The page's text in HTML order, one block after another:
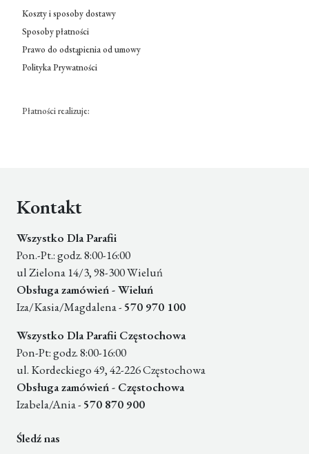
Koszty i sposoby dostawy
Sposoby płatności
Prawo do odstąpienia od umowy
Polityka Prywatności
Płatności realizuje:
Kontakt
Wszystko Dla Parafii
Pon.-Pt.: godz. 8:00-16:00
ul Zielona 14/3, 98-300 Wieluń
Obsługa zamówień - Wieluń
Iza/Kasia/Magdalena - 570 970 100
Wszystko Dla Parafii Częstochowa
Pon-Pt: godz. 8:00-16:00
ul. Kordeckiego 49, 42-226 Częstochowa
Obsługa zamówień - Częstochowa
Izabela/Ania - 570 870 900
Śledź nas